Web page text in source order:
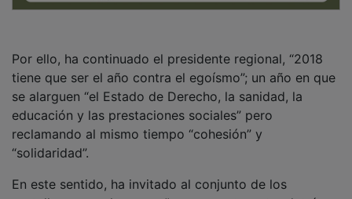
Por ello, ha continuado el presidente regional, “2018
tiene que ser el año contra el egoísmo”; un año en que
se alarguen “el Estado de Derecho, la sanidad, la
educación y las prestaciones sociales” pero
reclamando al mismo tiempo “cohesión” y
“solidaridad”.
En este sentido, ha invitado al conjunto de los